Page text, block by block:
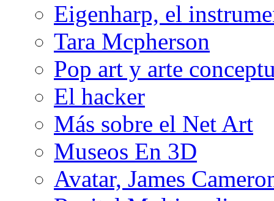
Eigenharp, el
Tara Mcpherson
Pop art y arte
El hacker
Más sobre el Net Art
Museos En 3D
Avatar, James